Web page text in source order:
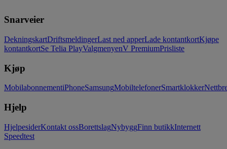
Snarveier
DekningskartDriftsmeldingerLast ned apperLade kontantkortKjøpe
kontantkortSe Telia PlayValgmenyenV PremiumPrisliste
Kjøp
MobilabonnementiPhoneSamsungMobiltelefonerSmartklokker
Hjelp
HjelpesiderKontakt ossBorettslagNybyggFinn butikkInternett
Speedtest